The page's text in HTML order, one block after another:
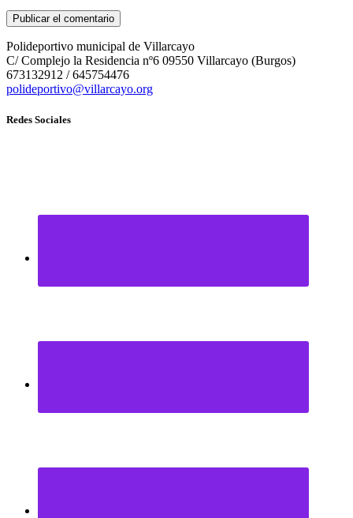
Polideportivo municipal de Villarcayo
C/ Complejo la Residencia nº6 09550 Villarcayo (Burgos)
673132912 / 645754476
polideportivo@villarcayo.org
Redes Sociales